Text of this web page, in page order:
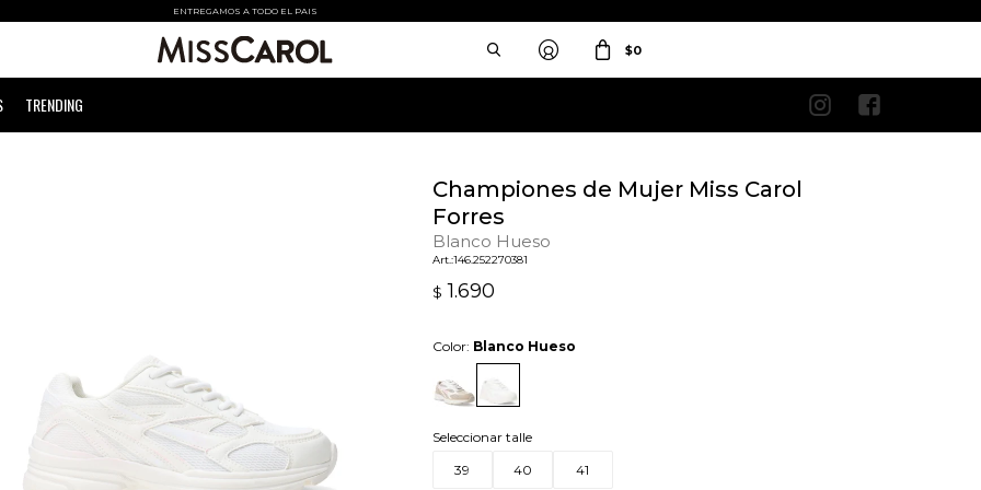
ENTREGAMOS A TODO EL PAIS
TRENDING
$0
 
Championes de Mujer Miss Carol
Forres
Blanco Hueso
146.252270381
$ 1.690
Color: Blanco Hueso
Seleccionar talle
39
40 41